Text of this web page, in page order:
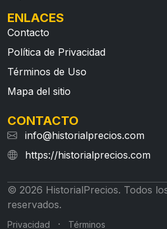
ENLACES
Contacto
Política de Privacidad
Términos de Uso
Mapa del sitio
CONTACTO
info@historialprecios.com
https://historialprecios.com
© 2026 HistorialPrecios. Todos
reservados.
Privacidad · Términos